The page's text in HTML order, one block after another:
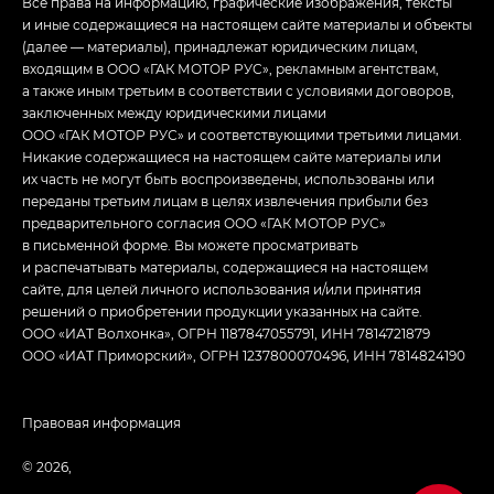
и иные содержащиеся на настоящем сайте материалы и объекты
(далее — материалы), принадлежат юридическим лицам,
входящим в ООО «ГАК МОТОР РУС», рекламным агентствам,
а также иным третьим в соответствии с условиями договоров,
заключенных между юридическими лицами
ООО «ГАК МОТОР РУС» и соответствующими третьими лицами.
Никакие содержащиеся на настоящем сайте материалы или
их часть не могут быть воспроизведены, использованы или
переданы третьим лицам в целях извлечения прибыли без
предварительного согласия ООО «ГАК МОТОР РУС»
в письменной форме. Вы можете просматривать
и распечатывать материалы, содержащиеся на настоящем
сайте, для целей личного использования и/или принятия
решений о приобретении продукции указанных на сайте.
ООО «ИАТ Волхонка», ОГРН 1187847055791, ИНН 7814721879
ООО «ИАТ Приморский», ОГРН 1237800070496, ИНН 7814824190
© 2026,
Правовая информация